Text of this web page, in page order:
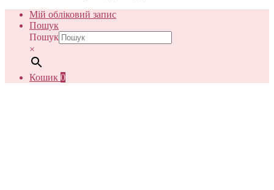
Мій обліковий запис
Пошук
Пошук
×
Кошик 0